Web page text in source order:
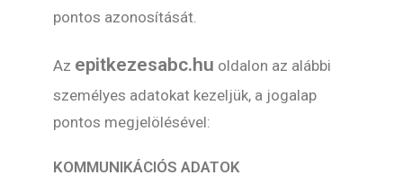
pontos azonosítását.
Az epitkezesabc.hu oldalon az alábbi
személyes adatokat kezeljük, a jogalap
pontos megjelölésével:
KOMMUNIKÁCIÓS ADATOK